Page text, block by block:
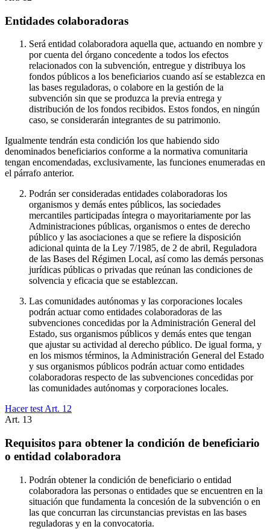
Entidades colaboradoras
Será entidad colaboradora aquella que, actuando en nombre y
por cuenta del órgano concedente a todos los efectos
relacionados con la subvención, entregue y distribuya los
fondos públicos a los beneficiarios cuando así se establezca en
las bases reguladoras, o colabore en la gestión de la
subvención sin que se produzca la previa entrega y
distribución de los fondos recibidos. Estos fondos, en ningún
caso, se considerarán integrantes de su patrimonio.
Igualmente tendrán esta condición los que habiendo sido
denominados beneficiarios conforme a la normativa comunitaria
tengan encomendadas, exclusivamente, las funciones enumeradas en
el párrafo anterior.
Podrán ser consideradas entidades colaboradoras los
organismos y demás entes públicos, las sociedades
mercantiles participadas íntegra o mayoritariamente por las
Administraciones públicas, organismos o entes de derecho
público y las asociaciones a que se refiere la disposición
adicional quinta de la Ley 7/1985, de 2 de abril, Reguladora
de las Bases del Régimen Local, así como las demás personas
jurídicas públicas o privadas que reúnan las condiciones de
solvencia y eficacia que se establezcan.
Las comunidades autónomas y las corporaciones locales
podrán actuar como entidades colaboradoras de las
subvenciones concedidas por la Administración General del
Estado, sus organismos públicos y demás entes que tengan
que ajustar su actividad al derecho público. De igual forma, y
en los mismos términos, la Administración General del Estado
y sus organismos públicos podrán actuar como entidades
colaboradoras respecto de las subvenciones concedidas por
las comunidades autónomas y corporaciones locales.
Hacer test Art. 12
Art. 13
Requisitos para obtener la condición de beneficiario
o entidad colaboradora
Podrán obtener la condición de beneficiario o entidad
colaboradora las personas o entidades que se encuentren en la
situación que fundamenta la concesión de la subvención o en
las que concurran las circunstancias previstas en las bases
reguladoras y en la convocatoria.